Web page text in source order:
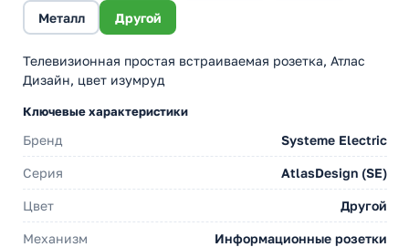
Металл Другой
Телевизионная простая встраиваемая розетка, Атлас
Дизайн, цвет изумруд
Ключевые характеристики
Бренд Systeme Electric
Серия AtlasDesign (SE)
Цвет Другой
Механизм Информационные розетки